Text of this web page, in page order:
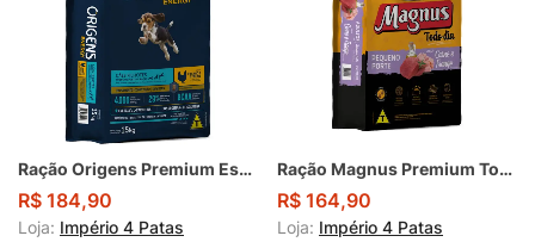
Ração Origens Premium Especial Energy Cães Filhotes Sabor Frango e Cereais 15Kg
R$ 184,90
Loja: Império 4 Patas
Ração Magnus Premium Todo Dia Cães Adultos Pequeno Porte Sabor Carne e Frango 20Kg
R$ 164,90
Loja: Império 4 Patas